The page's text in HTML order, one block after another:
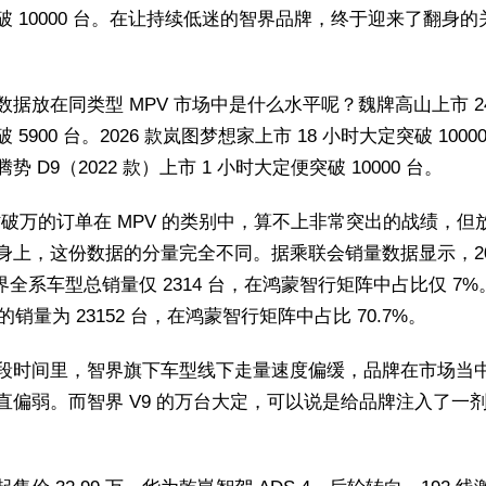
10000 台。在让持续低迷的智界品牌，终于迎来了翻身的
据放在同类型 MPV 市场中是什么水平呢？魏牌高山上市
5900 台。2026 款岚图梦想家上市 18 小时大定突破
势 D9（2022 款）上市 1 小时大定便突破 10000 台。
万的订单在 MPV 的类别中，算不上非常突出的战绩，但
上，这份数据的分量完全不同。据乘联会销量数据显示，
全系车型总销量仅 2314 台，在鸿蒙智行矩阵中占比仅 7%
销量为 23152 台，在鸿蒙智行矩阵中占比 70.7%。
时间里，智界旗下车型线下走量速度偏缓，品牌在市场当
偏弱。而智界 V9 的万台大定，可以说是给品牌注入了一